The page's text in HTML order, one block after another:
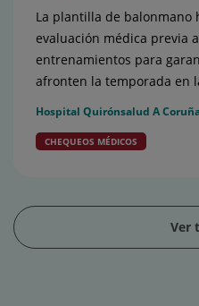
La plantilla de balonmano
evaluación médica previa
entrenamientos para
afronten la temporada en
Hospital Quirónsalud A
CHEQUEOS MÉDICOS
Ver